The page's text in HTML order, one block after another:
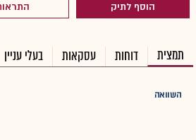
הוסף לתיק
תמצית דוחות עסקאות בעלי עניין
השוואה